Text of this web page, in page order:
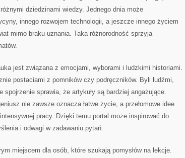
dziedzinami wiedzy. Jednego dnia może
innego rozwojem technologii, a jeszcze innego życiem
mimo braku uznania. Taka różnorodność sprzyja
jest związana z emocjami, wyborami i ludzkimi historiami.
postaciami z pomników czy podręczników. Byli ludźmi,
spojrzenie sprawia, że artykuły są bardziej angażujące.
nie zawsze oznacza łatwe życie, a przełomowe idee
pracy. Dzięki temu portal może inspirować do
i odwagi w zadawaniu pytań.
miejscem dla osób, które szukają pomysłów na lekcje.